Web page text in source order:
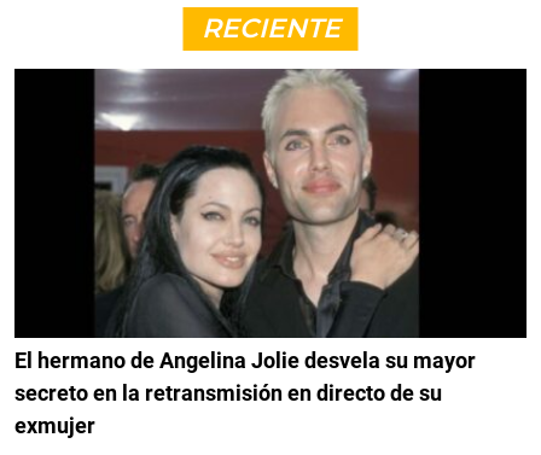
RECIENTE
El hermano de Angelina Jolie desvela su mayor
secreto en la retransmisión en directo de su
exmujer